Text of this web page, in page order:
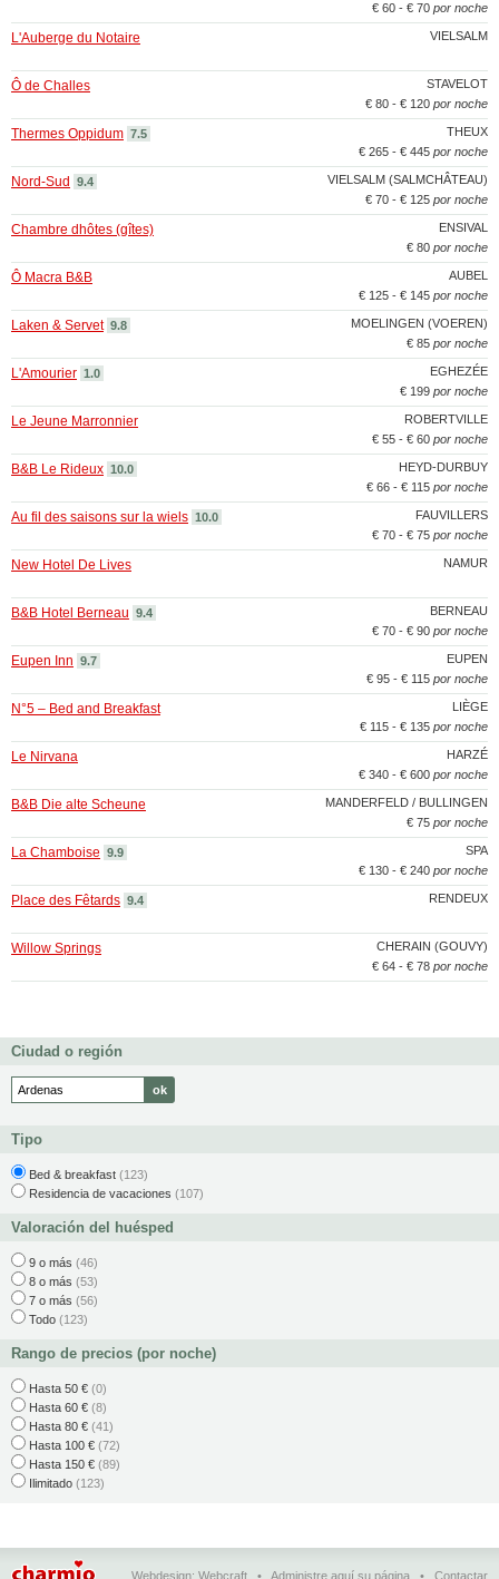
€ 60 - € 70 por noche
VIELSALM
L'Auberge du Notaire
STAVELOT
Ô de Challes
€ 80 - € 120 por noche
THEUX
Thermes Oppidum 7.5
€ 265 - € 445 por noche
VIELSALM (SALMCHÂTEAU)
Nord-Sud
9.4
€ 70 - € 125 por noche
ENSIVAL
Chambre dhôtes (gîtes)
€ 80 por noche
AUBEL
Ô Macra B&B
€ 125 - € 145 por noche
MOELINGEN (VOEREN)
Laken & Servet 9.8
€ 85 por noche
EGHEZÉE
L'Amourier 1.0
€ 199 por noche
ROBERTVILLE
Le Jeune Marronnier
€ 55 - € 60 por noche
HEYD-DURBUY
B&B Le Rideux 10.0
€ 66 - € 115 por noche
FAUVILLERS
Au fil des saisons sur la wiels 10.0
€ 70 - € 75 por noche
NAMUR
New Hotel De Lives
BERNEAU
B&B Hotel Berneau 9.4
€ 70 - € 90 por noche
EUPEN
Eupen Inn 9.7
€ 95 - € 115 por noche
LIÈGE
N°5 – Bed and Breakfast
€ 115 - € 135 por noche
HARZÉ
Le Nirvana
€ 340 - € 600 por noche
MANDERFELD / BULLINGEN
B&B Die alte Scheune
€ 75 por noche
SPA
La Chamboise 9.9
€ 130 - € 240 por noche
RENDEUX
Place des Fêtards 9.4
CHERAIN (GOUVY)
Willow Springs
€ 64 - € 78 por noche
Ciudad o región
Tipo
Bed & breakfast (123)
Residencia de vacaciones (107)
Valoración del huésped
9 o más (46)
8 o más (53)
7 o más (56)
Todo (123)
Rango de precios (por noche)
Hasta 50 € (0)
Hasta 60 € (8)
Hasta 80 € (41)
Hasta 100 € (72)
Hasta 150 € (89)
Ilimitado (123)
Webdesign: Webcraft • Administre aquí su página • Contactar